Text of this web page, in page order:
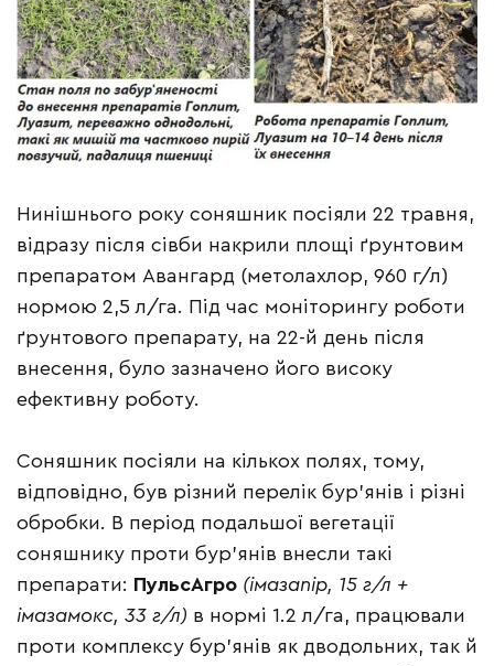
Нинішнього року соняшник посіяли 22 травня,
відразу після сівби накрили площі ґрунтовим
препаратом Авангард (метолахлор, 960 г/л)
нормою 2,5 л/га. Під час моніторингу роботи
ґрунтового препарату, на 22-й день після
внесення, було зазначено його високу
ефективну роботу.
Соняшник посіяли на кількох полях, тому,
відповідно, був різний перелік бур’янів і різні
обробки. В період подальшої вегетації
соняшнику проти бур’янів внесли такі
препарати: ПульсАгро (імазапір, 15 г/л +
імазамокс, 33 г/л) в нормі 1.2 л/га, працювали
проти комплексу бур’янів як дводольних, так й